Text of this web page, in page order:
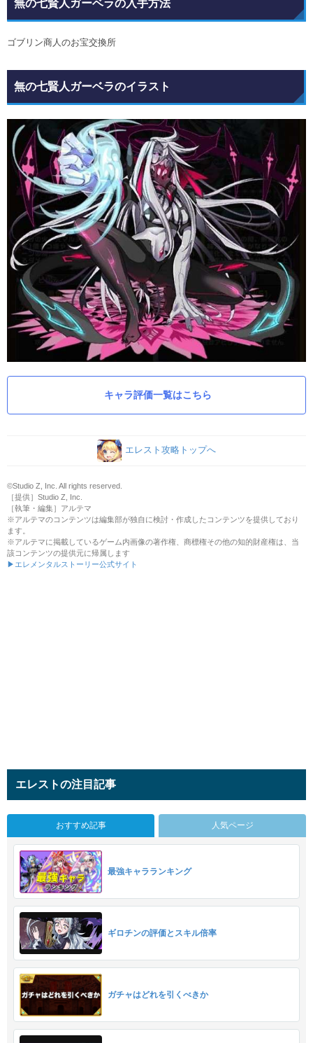
無の七賢人ガーベラの入手方法
ゴブリン商人のお宝交換所
無の七賢人ガーベラのイラスト
キャラ評価一覧はこちら
エレスト攻略トップへ
©Studio Z, Inc. All rights reserved.
［提供］Studio Z, Inc.
［執筆・編集］アルテマ
※アルテマのコンテンツは編集部が独自に検討・作成したコンテンツを提供しており
ます。
※アルテマに掲載しているゲーム内画像の著作権、商標権その他の知的財産権は、当
該コンテンツの提供元に帰属します
▶エレメンタルストーリー公式サイト
エレストの注目記事
おすすめ記事 人気ページ
最強キャラランキング
ギロチンの評価とスキル倍率
ガチャはどれを引くべきか